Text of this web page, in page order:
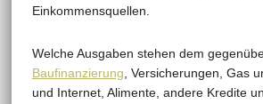
Einkommensquellen.
Welche Ausgaben stehen dem
Baufinanzierung , Versicherungen, Gas
und Internet, Alimente, andere Kredite